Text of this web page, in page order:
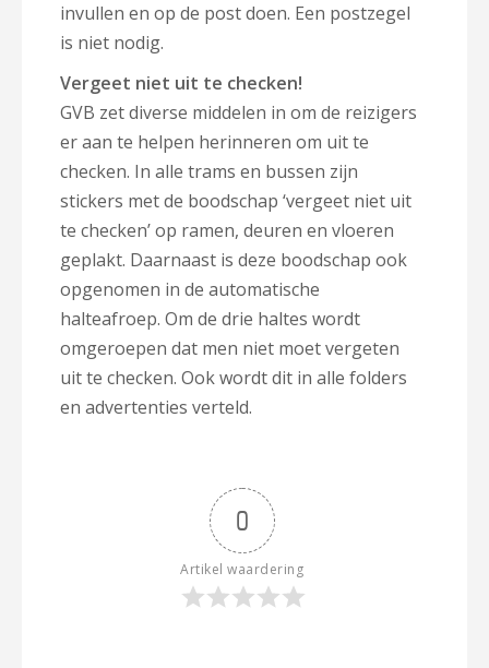
invullen en op de post doen. Een postzegel
is niet nodig.
Vergeet niet uit te checken!
GVB zet diverse middelen in om de reizigers
er aan te helpen herinneren om uit te
checken. In alle trams en bussen zijn
stickers met de boodschap ‘vergeet niet uit
te checken’ op ramen, deuren en vloeren
geplakt. Daarnaast is deze boodschap ook
opgenomen in de automatische
halteafroep. Om de drie haltes wordt
omgeroepen dat men niet moet vergeten
uit te checken. Ook wordt dit in alle folders
en advertenties verteld.
0
Artikel waardering